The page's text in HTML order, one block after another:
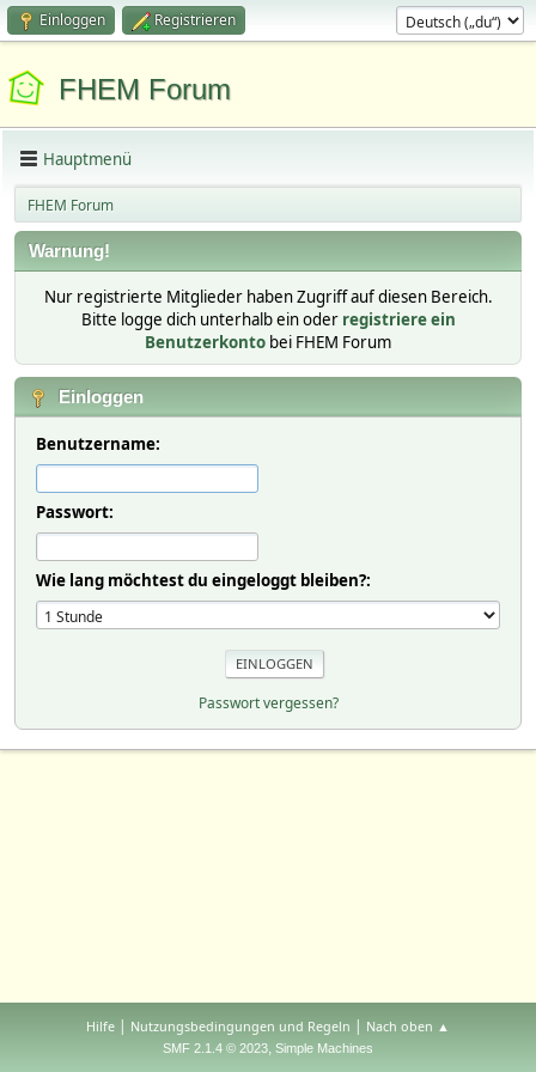
Einloggen Registrieren
FHEM Forum
Hauptmenü
FHEM Forum
Warnung!
Nur registrierte Mitglieder haben Zugriff auf diesen Bereich.
Bitte logge dich unterhalb ein oder registriere ein
Benutzerkonto bei FHEM Forum
Einloggen
Benutzername:
Passwort:
Wie lang möchtest du eingeloggt bleiben?:
Passwort vergessen?
Hilfe | Nutzungsbedingungen und Regeln | Nach oben ▲
SMF 2.1.4 © 2023, Simple Machines